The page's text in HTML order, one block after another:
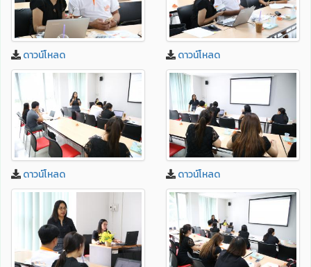
ดาวน์โหลด ดาวน์โหลด
ดาวน์โหลด ดาวน์โหลด